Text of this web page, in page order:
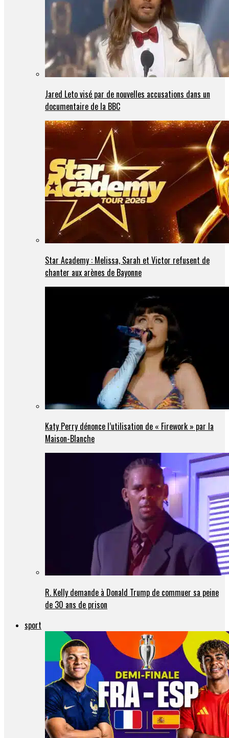
Jared Leto visé par de nouvelles accusations dans un
documentaire de la BBC
Star Academy : Melissa, Sarah et Victor refusent de
chanter aux arènes de Bayonne
Katy Perry dénonce l’utilisation de « Firework » par la
Maison-Blanche
R. Kelly demande à Donald Trump de commuer sa peine
de 30 ans de prison
sport